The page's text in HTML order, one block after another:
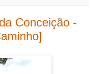
Conceição -